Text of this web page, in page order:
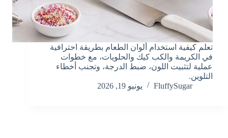
تعلم كيفية استخدام ألوان الطعام بطريقة احترافية
في الكريمة والكب كيك والحلويات، مع خطوات
عملية لتثبيت اللون، ضبط الدرجة، وتجنب أخطاء
التلوين.
FluffySugar
يونيو 19, 2026